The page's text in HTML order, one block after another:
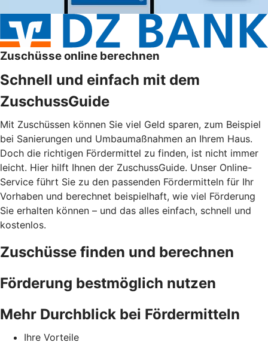
Zuschüsse online berechnen
Schnell und einfach mit dem
ZuschussGuide
Mit Zuschüssen können Sie viel Geld sparen, zum Beispiel
bei Sanierungen und Umbaumaßnahmen an Ihrem Haus.
Doch die richtigen Fördermittel zu finden, ist nicht immer
leicht. Hier hilft Ihnen der ZuschussGuide. Unser Online-
Service führt Sie zu den passenden Fördermitteln für Ihr
Vorhaben und berechnet beispielhaft, wie viel Förderung
Sie erhalten können – und das alles einfach, schnell und
kostenlos.
Zuschüsse finden und berechnen
Förderung bestmöglich nutzen
Mehr Durchblick bei Fördermitteln
Ihre Vorteile